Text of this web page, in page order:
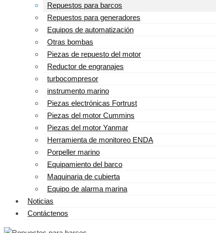
Repuestos para barcos
Repuestos para generadores
Equipos de automatización
Otras bombas
Piezas de repuesto del motor
Reductor de engranajes
turbocompresor
instrumento marino
Piezas electrónicas Fortrust
Piezas del motor Cummins
Piezas del motor Yanmar
Herramienta de monitoreo ENDA
Porpeller marino
Equipamiento del barco
Maquinaria de cubierta
Equipo de alarma marina
Noticias
Contáctenos